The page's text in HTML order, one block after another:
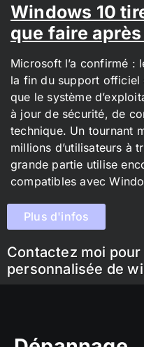
Windows 10
que faire
Microsoft l’a confirmé :
la fin du support officiel
que le système
à jour de sécurité, de
technique. Un tournant
millions d’utilisateurs à
grande partie utilise
compatibles avec
Plus d'infos
Contactez moi
personnalisée de